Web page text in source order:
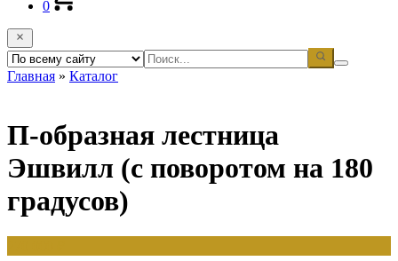
0
Главная » Каталог
П-образная лестница
Эшвилл (с поворотом на 180
градусов)